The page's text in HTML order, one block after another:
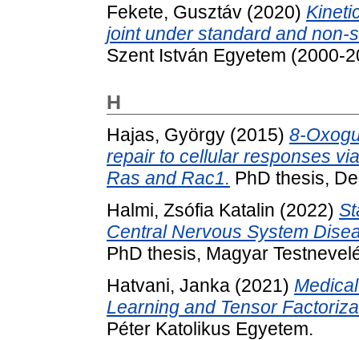
Fekete, Gusztáv (2020)
joint under standard and non-
Szent István Egyetem (2000-
H
Hajas, György (2015) 8-
repair to cellular responses
Ras and Rac1. PhD thesis,
Halmi, Zsófia Katalin (2022)
Central Nervous System
PhD thesis, Magyar
Hatvani, Janka (2021)
Learning and Tensor
Péter Katolikus Egyetem.